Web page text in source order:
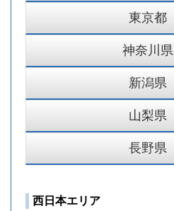
東京都
神奈川県
新潟県
山梨県
長野県
西日本エリア